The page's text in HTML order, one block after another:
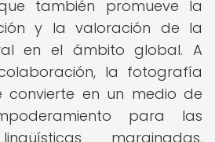
también promueve la
y la valoración de la
en el ámbito global. A
la fotografía
convierte en un medio de
para las
marginadas,